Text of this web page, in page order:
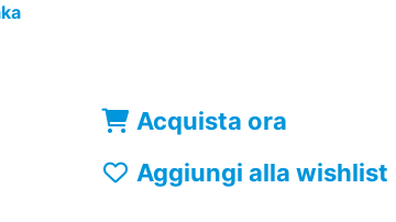
Acquista ora
Aggiungi alla wishlist